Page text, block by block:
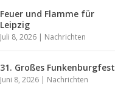
Feuer und Flamme für
Leipzig
Juli 8, 2026 | Nachrichten
31. Großes Funkenburgfest
Juni 8, 2026 | Nachrichten